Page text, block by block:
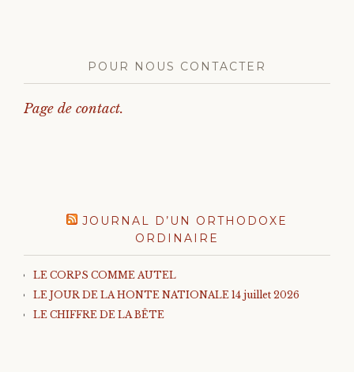
POUR NOUS CONTACTER
Page de contact.
JOURNAL D’UN ORTHODOXE
ORDINAIRE
LE CORPS COMME AUTEL
LE JOUR DE LA HONTE NATIONALE 14 juillet 2026
LE CHIFFRE DE LA BÊTE